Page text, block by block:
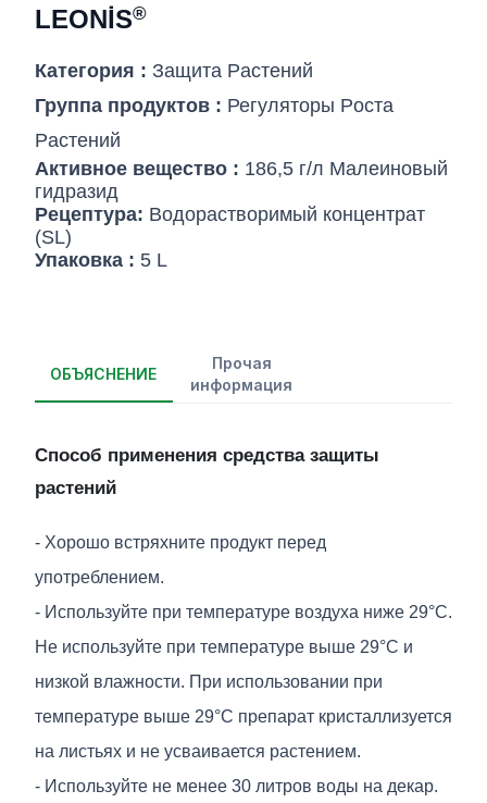
LEONİS®
Категория : Защита Pастений
Группа продуктов : Регуляторы Pоста
Pастений
Активное вещество : 186,5 г/л Малеиновый
гидразид
Рецептура: Водорастворимый концентрат
(SL)
Упаковка : 5 L
ОБЪЯСНЕНИЕ
Прочая
информация
Способ применения средства защиты
растений
- Хорошо встряхните продукт перед
употреблением.
- Используйте при температуре воздуха ниже 29°C.
Не используйте при температуре выше 29°C и
низкой влажности. При использовании при
температуре выше 29°C препарат кристаллизуется
на листьях и не усваивается растением.
- Используйте не менее 30 литров воды на декар.